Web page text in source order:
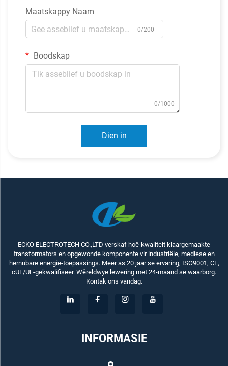
Maatskappy Naam
0/200
Boodskap
0/1000
Dien in
ECKO ELECTROTECH CO.,LTD verskaf hoë-kwaliteit klaargemaakte
transformators en opgewonde komponente vir industriële, mediese en
hernubare energie-toepassings. Meer as 20 jaar se ervaring, ISO9001, CE,
cUL/UL-gekwalifiseer. Wêreldwye lewering met 24-maand se waarborg.
Kontak ons vandag.
INFORMASIE